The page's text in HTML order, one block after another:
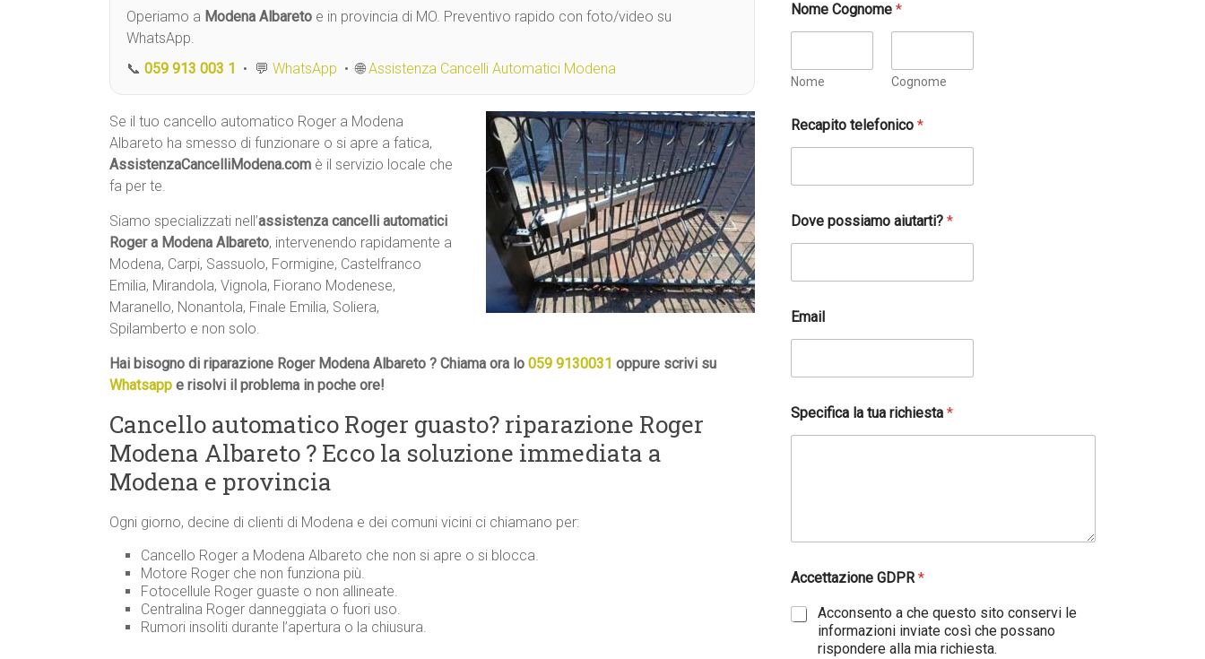
Operiamo a Modena Albareto e in provincia di MO. Preventivo rapido con foto/video su
WhatsApp.
📞 059 913 003 1 • 💬 WhatsApp • 🌐Assistenza Cancelli Automatici Modena
Se il tuo cancello automatico Roger a Modena
Albareto ha smesso di funzionare o si apre a fatica,
AssistenzaCancelliModena.com è il servizio locale che
fa per te.
Siamo specializzati nell’assistenza cancelli automatici
Roger a Modena Albareto, intervenendo rapidamente a
Modena, Carpi, Sassuolo, Formigine, Castelfranco
Emilia, Mirandola, Vignola, Fiorano Modenese,
Maranello, Nonantola, Finale Emilia, Soliera,
Spilamberto e non solo.
Hai bisogno di riparazione Roger Modena Albareto ? Chiama ora lo 059 9130031 oppure scrivi su
Whatsapp e risolvi il problema in poche ore!
Cancello automatico Roger guasto? riparazione Roger
Modena Albareto ? Ecco la soluzione immediata a
Modena e provincia
Ogni giorno, decine di clienti di Modena e dei comuni vicini ci chiamano per:
Cancello Roger a Modena Albareto che non si apre o si blocca.
Motore Roger che non funziona più.
Fotocellule Roger guaste o non allineate.
Centralina Roger danneggiata o fuori uso.
Rumori insoliti durante l’apertura o la chiusura.
Nome Cognome*
Nome Cognome
Recapito telefonico*
Dove possiamo aiutarti?*
c
c
t
a
z
i
c
i
s
t
Email
Specifica la tua richiesta*
Accettazione GDPR*
Acconsento a che questo sito conservi le
informazioni inviate così che possano
rispondere alla mia richiesta.